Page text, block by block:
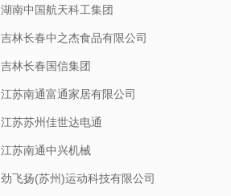
湖南中国航天科工集团
吉林长春中之杰食品有限公司
吉林长春国信集团
江苏南通富通家居有限公司
江苏苏州佳世达电通
江苏南通中兴机械
劲飞扬(苏州)运动科技有限公司